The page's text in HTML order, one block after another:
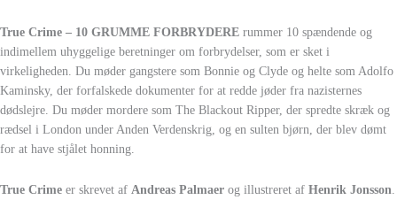
True Crime – 10 GRUMME FORBRYDERE rummer 10 spændende og
indimellem uhyggelige beretninger om forbrydelser, som er sket i
virkeligheden. Du møder gangstere som Bonnie og Clyde og helte som Adolfo
Kaminsky, der forfalskede dokumenter for at redde jøder fra nazisternes
dødslejre. Du møder mordere som The Blackout Ripper, der spredte skræk og
rædsel i London under Anden Verdenskrig, og en sulten bjørn, der blev dømt
for at have stjålet honning.
True Crime er skrevet af Andreas Palmaer og illustreret af Henrik Jonsson.